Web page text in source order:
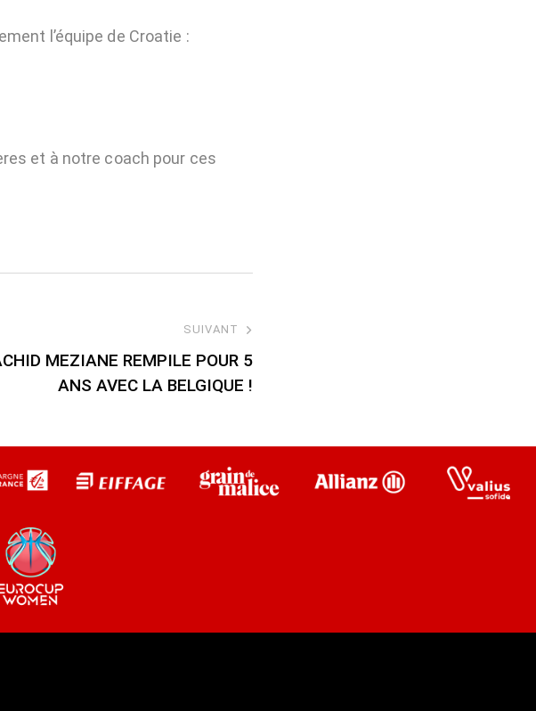
l’équipe de Croatie :
et à notre coach pour ces
SUIVANT
MEZIANE REMPILE POUR 5
ANS AVEC LA BELGIQUE !